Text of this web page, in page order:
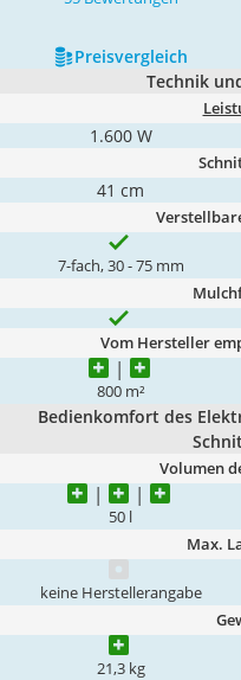
Preis­vergleich
Technik
1.600 W
41 cm
7-fach, 30 - 75 mm
Vom Hersteller
800 m²
Bedienkomfort des
Volumen
50 l
Max.
keine Herstellerangabe
21,3 kg